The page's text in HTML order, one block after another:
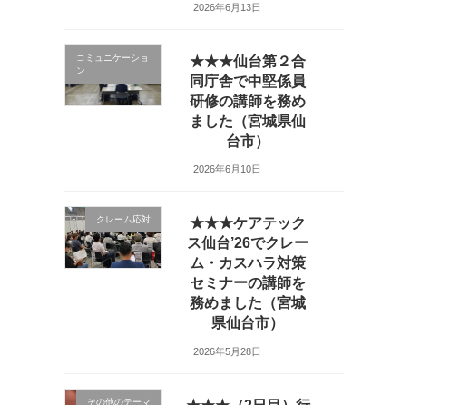
2026年6月13日
コミュニケーショ
ン
★★★仙台第２合
同庁舎で中堅係員
研修の講師を務め
ました（宮城県仙
台市）
2026年6月10日
クレーム応対
★★★ケアテック
ス仙台’26でクレー
ム・カスハラ対策
セミナーの講師を
務めました（宮城
県仙台市）
2026年5月28日
その他のテーマ